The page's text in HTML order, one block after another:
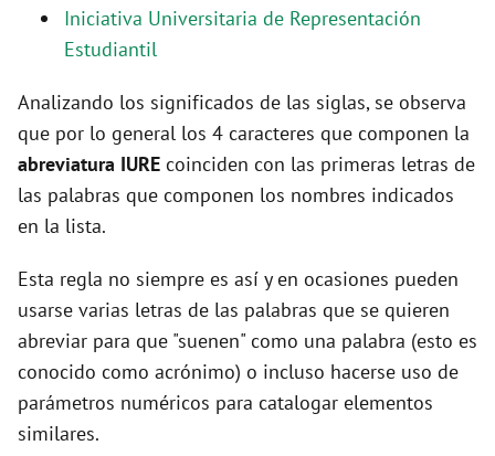
y
V
i
e
o
Iniciativa Universitaria de Representación
Estudiantil
Analizando los significados de las siglas, se observa
que por lo general los 4 caracteres que componen la
abreviatura IURE coinciden con las primeras letras de
las palabras que componen los nombres indicados
en la lista.
Esta regla no siempre es así y en ocasiones pueden
usarse varias letras de las palabras que se quieren
abreviar para que "suenen" como una palabra (esto es
conocido como acrónimo) o incluso hacerse uso de
parámetros numéricos para catalogar elementos
similares.